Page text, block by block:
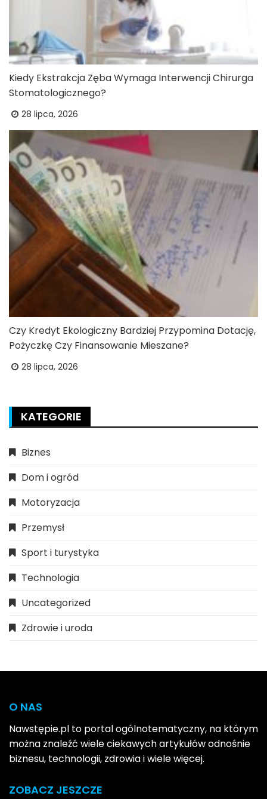
Kiedy Ekstrakcja Zęba Wymaga Interwencji Chirurga
Stomatologicznego?
28 lipca, 2026
Czy Kredyt Ekologiczny Bardziej Przypomina Dotację,
Pożyczkę Czy Finansowanie Mieszane?
28 lipca, 2026
KATEGORIE
Biznes
Dom i ogród
Motoryzacja
Przemysł
Sport i turystyka
Technologia
Uncategorized
Zdrowie i uroda
O NAS
Nawstępie.pl to portal ogólnotematyczny, na którym
można znaleźć wiele ciekawych artykułów odnośnie
biznesu, technologii, zdrowia i wiele więcej.
ZOBACZ JESZCZE